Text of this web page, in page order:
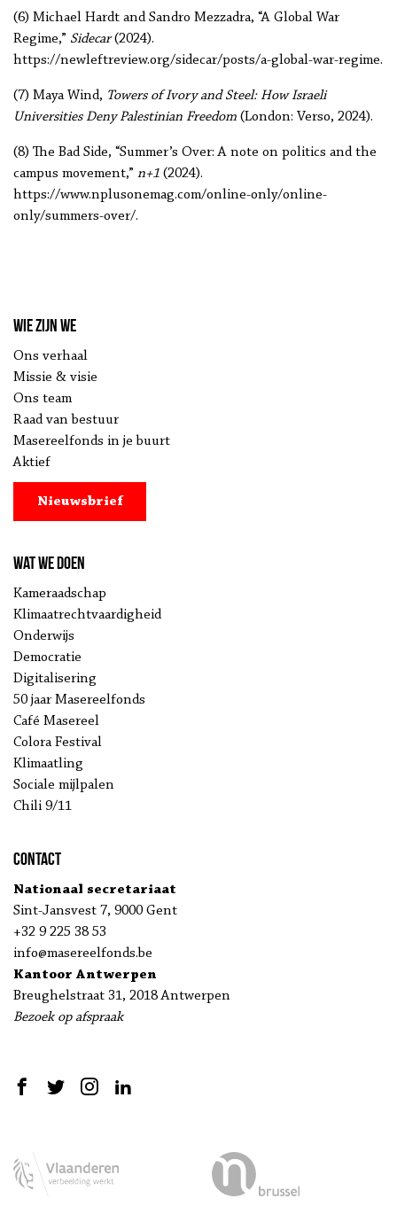
(6) Michael Hardt and Sandro Mezzadra, “A Global War
Regime,” Sidecar(2024).
https://newleftreview.org/sidecar/posts/a-global-war-regime.
(7) Maya Wind, Towers of Ivory and Steel: How Israeli
Universities Deny Palestinian Freedom (London: Verso, 2024).
(8) The Bad Side, “Summer’s Over: A note on politics and the
campus movement,” n+1 (2024).
https://www.nplusonemag.com/online-only/online-
only/summers-over/.
Wie zijn we
Ons verhaal
Missie & visie
Ons team
Raad van bestuur
Masereelfonds in je buurt
Aktief
Nieuwsbrief
Wat we doen
Kameraadschap
Klimaatrechtvaardigheid
Onderwijs
Democratie
Digitalisering
50 jaar Masereelfonds
Café Masereel
Colora Festival
Klimaatling
Sociale mijlpalen
Chili 9/11
Contact
Nationaal secretariaat
Sint-Jansvest 7, 9000 Gent
+32 9 225 38 53
info@masereelfonds.be
Kantoor Antwerpen
Breughelstraat 31, 2018 Antwerpen
Bezoek op afspraak